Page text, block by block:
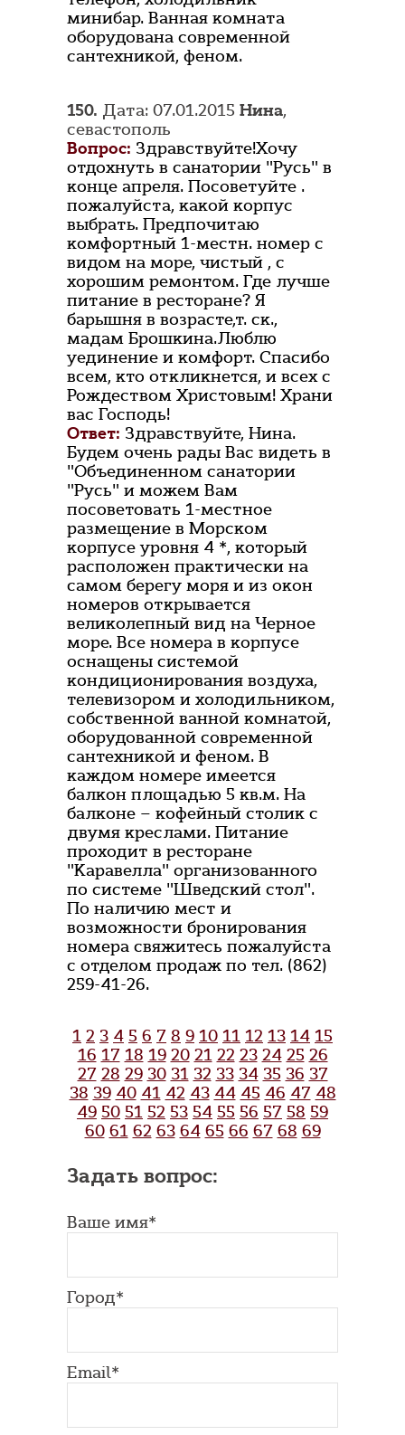
минибар. Ванная комната
оборудована современной
сантехникой, феном.
150. Дата: 07.01.2015 Нина,
севастополь
Вопрос: Здравствуйте!Хочу
отдохнуть в санатории "Русь" в
конце апреля. Посоветуйте .
пожалуйста, какой корпус
выбрать. Предпочитаю
комфортный 1-местн. номер с
видом на море, чистый , с
хорошим ремонтом. Где лучше
питание в ресторане? Я
барышня в возрасте,т. ск.,
мадам Брошкина.Люблю
уединение и комфорт. Спасибо
всем, кто откликнется, и всех с
Рождеством Христовым! Храни
вас Господь!
Ответ: Здравствуйте, Нина.
Будем очень рады Вас видеть в
"Объединенном санатории
"Русь" и можем Вам
посоветовать 1-местное
размещение в Морском
корпусе уровня 4 *, который
расположен практически на
самом берегу моря и из окон
номеров открывается
великолепный вид на Черное
море. Все номера в корпусе
оснащены системой
кондиционирования воздуха,
телевизором и холодильником,
собственной ванной комнатой,
оборудованной современной
сантехникой и феном. В
каждом номере имеется
балкон площадью 5 кв.м. На
балконе – кофейный столик с
двумя креслами. Питание
проходит в ресторане
"Каравелла" организованного
по системе "Шведский стол".
По наличию мест и
возможности бронирования
номера свяжитесь пожалуйста
с отделом продаж по тел. (862)
259-41-26.
1 2 3 4 5 6 7 8 9 10 11 12 13 14 15
16 17 18 19 20 21 22 23 24 25 26
27 28 29 30 31 32 33 34 35 36 37
38 39 40 41 42 43 44 45 46 47 48
49 50 51 52 53 54 55 56 57 58 59
60 61 62 63 64 65 66 67 68 69
Задать вопрос:
Ваше имя*
Город*
Email*